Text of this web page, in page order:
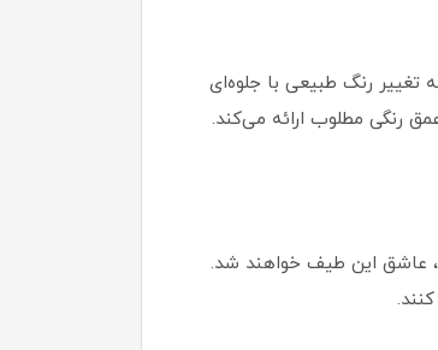
رنگ طبیعی با جلوه‌ای
رنگی مطلوب ارائه می‌کند.
عاشق این طیف خواهند شد.